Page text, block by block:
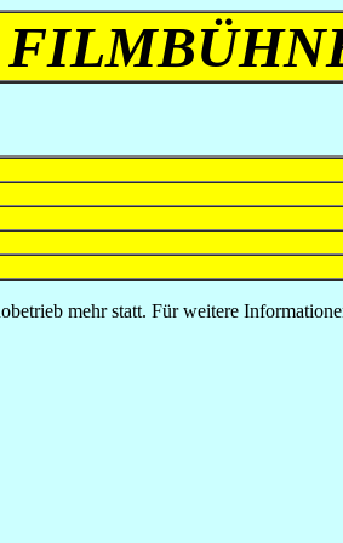
mehr statt. Für weitere